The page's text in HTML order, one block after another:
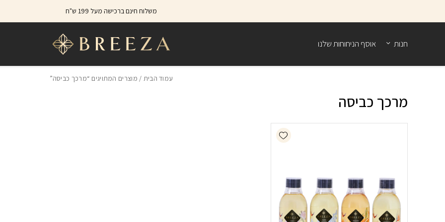
משלוח חינם ברכישה מעל 199 ש"ח
חנות אוסף הניחוחות שלנו
עמוד הבית / מוצרים המתויגים “מרכך כביסה”
מרכך כביסה
Add wishlist